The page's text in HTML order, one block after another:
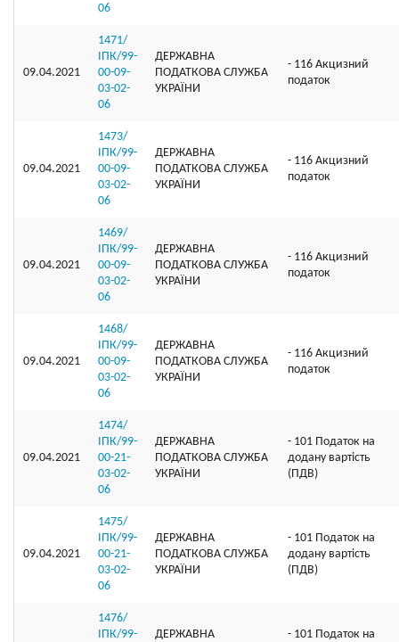
06
09.04.2021
1471/
ІПК/99-
00-09-
03-02-
06
ДЕРЖАВНА
ПОДАТКОВА СЛУЖБА
УКРАЇНИ
- 116 Акцизний
податок
09.04.2021
1473/
ІПК/99-
00-09-
03-02-
06
ДЕРЖАВНА
ПОДАТКОВА СЛУЖБА
УКРАЇНИ
- 116 Акцизний
податок
09.04.2021
1469/
ІПК/99-
00-09-
03-02-
06
ДЕРЖАВНА
ПОДАТКОВА СЛУЖБА
УКРАЇНИ
- 116 Акцизний
податок
09.04.2021
1468/
ІПК/99-
00-09-
03-02-
06
ДЕРЖАВНА
ПОДАТКОВА СЛУЖБА
УКРАЇНИ
- 116 Акцизний
податок
09.04.2021
1474/
ІПК/99-
00-21-
03-02-
06
ДЕРЖАВНА
ПОДАТКОВА СЛУЖБА
УКРАЇНИ
- 101 Податок на
додану вартість
(ПДВ)
09.04.2021
1475/
ІПК/99-
00-21-
03-02-
06
ДЕРЖАВНА
ПОДАТКОВА СЛУЖБА
УКРАЇНИ
- 101 Податок на
додану вартість
(ПДВ)
1476/
ІПК/99-
ДЕРЖАВНА
- 101 Податок на